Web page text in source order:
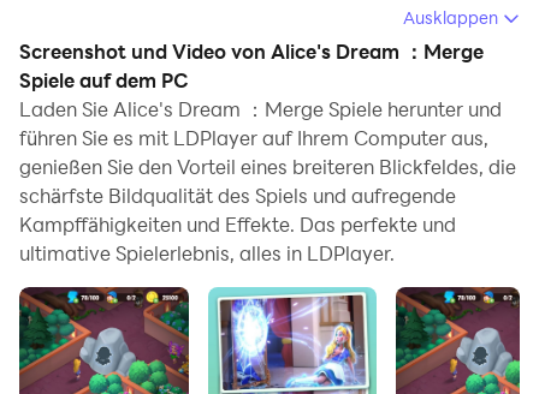
LDPlayer, können Sie Alice's Dream ：Merge Spiele
herunterladen und auf Ihrem Computer ausführen.
Beim Ausführen von Alice's Dream ：Merge Spiele auf
Ihrem Computer können Sie auf einem großen
Bildschirm klar navigieren, und das Steuern von
Anwendungen mit Maus und Tastatur ist viel schneller
als das Berühren des Bildschirms, und Sie müssen sich
nie um die Leistung Ihres Geräts sorgen.
Dank der Multi-Instanz- und
Synchronisationsfunktionen können Sie auch mehrere
Apps und Konten auf Ihrem Computer ausführen.
Ausklappen
Screenshot und Video von Alice's Dream ：Merge
Spiele auf dem PC
Laden Sie Alice's Dream ：Merge Spiele herunter und
führen Sie es mit LDPlayer auf Ihrem Computer aus,
genießen Sie den Vorteil eines breiteren Blickfeldes, die
schärfste Bildqualität des Spiels und aufregende
Kampffähigkeiten und Effekte. Das perfekte und
ultimative Spielerlebnis, alles in LDPlayer.